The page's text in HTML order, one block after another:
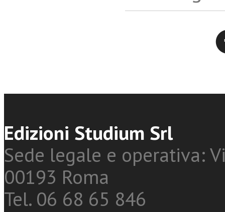
Edizioni Studium Srl
Sede legale e operativa:
00193 Roma
Tel. 06 68 65 846